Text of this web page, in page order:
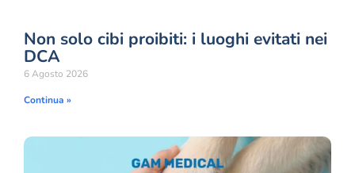
Non solo cibi proibiti: i luoghi evitati nei
DCA
6 Agosto 2026
Continua »